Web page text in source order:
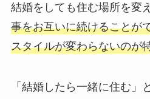
結婚をしても住む場所を変
事をお互いに続けることが
スタイルが変わらないのが
「結婚したら一緒に住む」